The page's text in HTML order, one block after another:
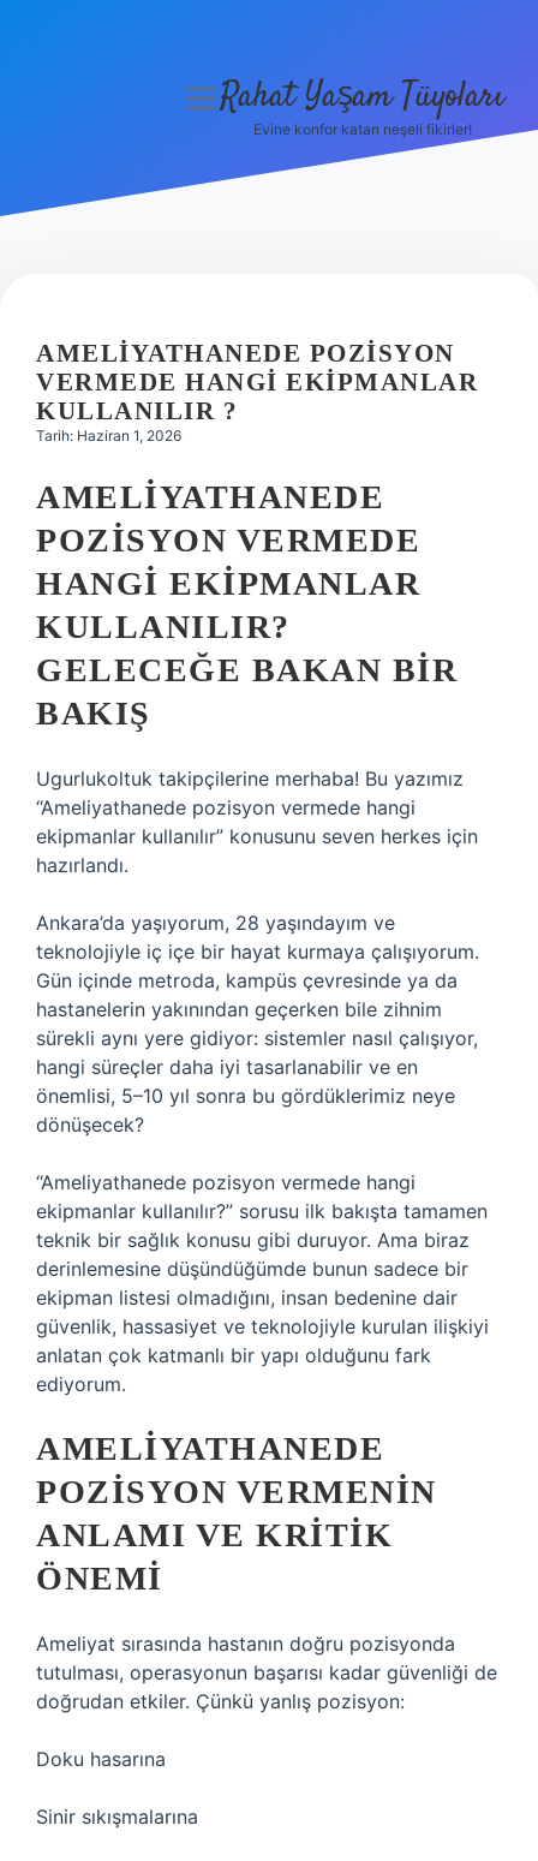
Hakkımızda
menüyü
Rahat Yaşam Tüyoları
Evine konfor katan neşeli fikirler!
AMELIYATHANEDE POZISYON
VERMEDE HANGI EKIPMANLAR
KULLANILIR ?
Tarih: Haziran 1, 2026
AMELIYATHANEDE
POZISYON VERMEDE
HANGI EKIPMANLAR
KULLANILIR?
GELECEĞE BAKAN BIR
BAKIŞ
Ugurlukoltuk takipçilerine merhaba! Bu yazımız
“Ameliyathanede pozisyon vermede hangi
ekipmanlar kullanılır” konusunu seven herkes için
hazırlandı.
Ankara’da yaşıyorum, 28 yaşındayım ve
teknolojiyle iç içe bir hayat kurmaya çalışıyorum.
Gün içinde metroda, kampüs çevresinde ya da
hastanelerin yakınından geçerken bile zihnim
sürekli aynı yere gidiyor: sistemler nasıl çalışıyor,
hangi süreçler daha iyi tasarlanabilir ve en
önemlisi, 5–10 yıl sonra bu gördüklerimiz neye
dönüşecek?
“Ameliyathanede pozisyon vermede hangi
ekipmanlar kullanılır?” sorusu ilk bakışta tamamen
teknik bir sağlık konusu gibi duruyor. Ama biraz
derinlemesine düşündüğümde bunun sadece bir
ekipman listesi olmadığını, insan bedenine dair
güvenlik, hassasiyet ve teknolojiyle kurulan ilişkiyi
anlatan çok katmanlı bir yapı olduğunu fark
ediyorum.
AMELIYATHANEDE
POZISYON VERMENIN
ANLAMI VE KRITIK
ÖNEMI
Ameliyat sırasında hastanın doğru pozisyonda
tutulması, operasyonun başarısı kadar güvenliği de
doğrudan etkiler. Çünkü yanlış pozisyon:
Doku hasarına
Sinir sıkışmalarına